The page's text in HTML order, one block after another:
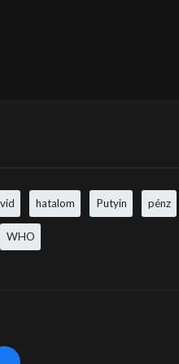
hatalom Putyin pénz
WHO